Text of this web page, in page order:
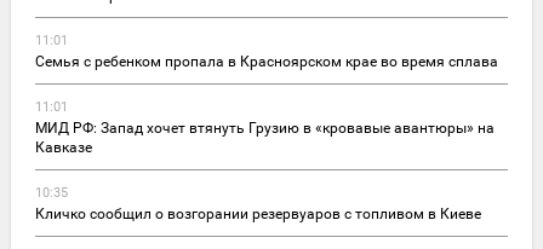
11:01
Семья с ребенком пропала в Красноярском крае во время сплава
11:01
МИД РФ: Запад хочет втянуть Грузию в «кровавые авантюры» на
Кавказе
10:35
Кличко сообщил о возгорании резервуаров с топливом в Киеве